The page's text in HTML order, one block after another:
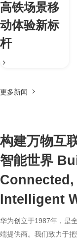
高铁场景移
动体验新标
杆
更多新闻
构建万物互
智能世界
Connected,
Intelligent
华为创立于1987年，是
端提供商。我们致力于